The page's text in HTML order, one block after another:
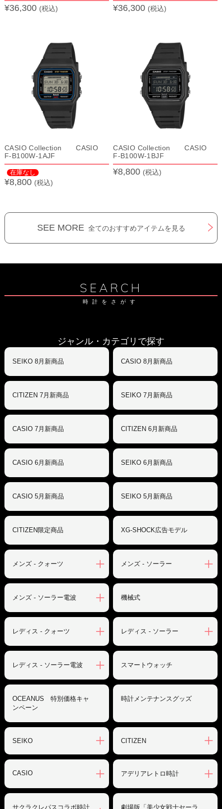
¥36,300 (税込) ¥36,300 (税込)
CASIO Collection CASIO
F-B100W-1AJF
在庫なし
¥8,800 (税込)
CASIO Collection CASIO
F-B100W-1BJF
¥8,800 (税込)
SEE MORE 全てのおすすめアイテムを見る
SEARCH
時計をさがす
ジャンル・カテゴリで探す
SEIKO 8月新商品 CASIO 8月新商品
CITIZEN 7月新商品 SEIKO 7月新商品
CASIO 7月新商品 CITIZEN 6月新商品
CASIO 6月新商品 SEIKO 6月新商品
CASIO 5月新商品 SEIKO 5月新商品
CITIZEN限定商品 XG-SHOCK広告モデル
メンズ - クォーツ メンズ - ソーラー
メンズ - ソーラー電波 機械式
レディス - クォーツ レディス - ソーラー
レディス - ソーラー電波 スマートウォッチ
OCEANUS 特別価格キャ
ンペーン
時計メンテナンスグッズ
SEIKO CITIZEN
CASIO アデリアレトロ時計
サクラクレパスコラボ時計 劇場版「美少女戦士セーラ